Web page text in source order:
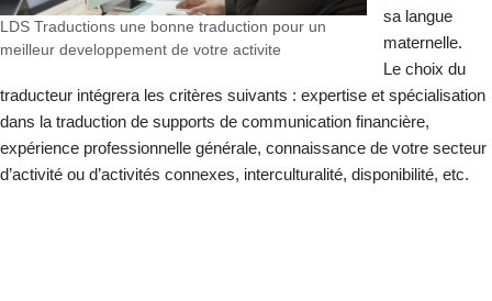
LDS Traductions une bonne traduction pour un
meilleur developpement de votre activite
sa langue
maternelle.
Le choix du
traducteur intégrera les critères suivants : expertise et spécialisation
dans la traduction de supports de communication financière,
expérience professionnelle générale, connaissance de votre secteur
d’activité ou d’activités connexes, interculturalité, disponibilité, etc.